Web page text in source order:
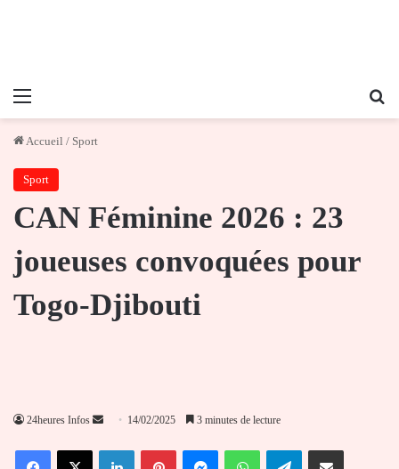
Menu
Accueil / Sport
Sport
CAN Féminine 2026 : 23
joueuses convoquées pour
Togo-Djibouti
24heures Infos
Envoyer
courriel
14/02/2025 3 minutes de lecture
FacebookX LinkedinPinterestMessengerWhatsAppTelegramPartager par email